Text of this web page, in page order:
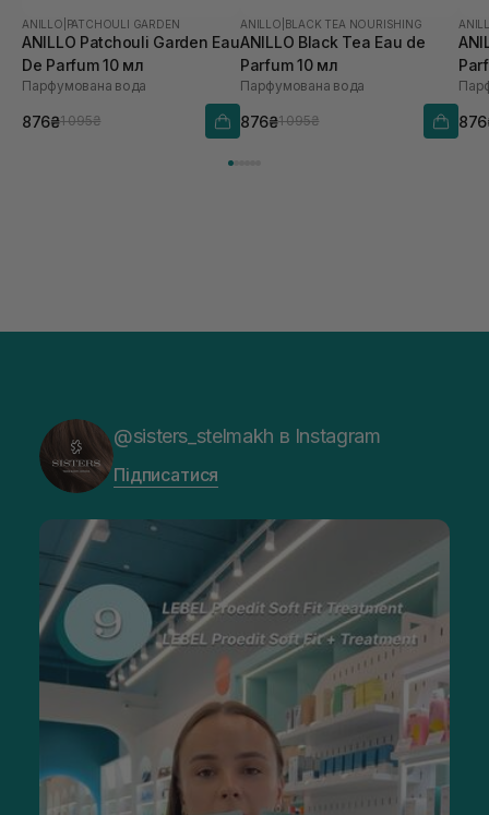
ANILLO PATCHOULI GARDEN
ANILLO Patchouli Garden Eau
De Parfum 10 мл
Парфумована вода
876₴1 095₴
ANILLO BLACK TEA NOURISHING
ANILLO Black Tea Eau de
Parfum 10 мл
Парфумована вода
876₴1 095₴
@sisters_stelmakh в Instagram
Підписатися